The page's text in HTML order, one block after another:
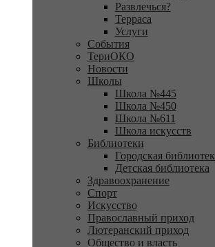
Развлечься?
Терраса
Услуги
События
ТериОКО
Новости
Школы
Школа №445
Школа №450
Школа №611
Школа искусств
Библиотеки
Городская
Детская библиотека
Здравоохранение
Спорт
Искусство
Православный приход
Лютеранский приход
Общество и власть